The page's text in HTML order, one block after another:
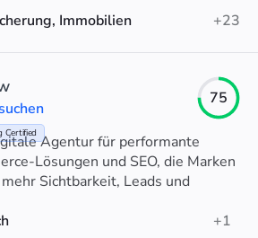
Immobilien
+23
Certified
75
Agentur für performante
Lösungen und SEO, die Marken
Sichtbarkeit, Leads und
+1